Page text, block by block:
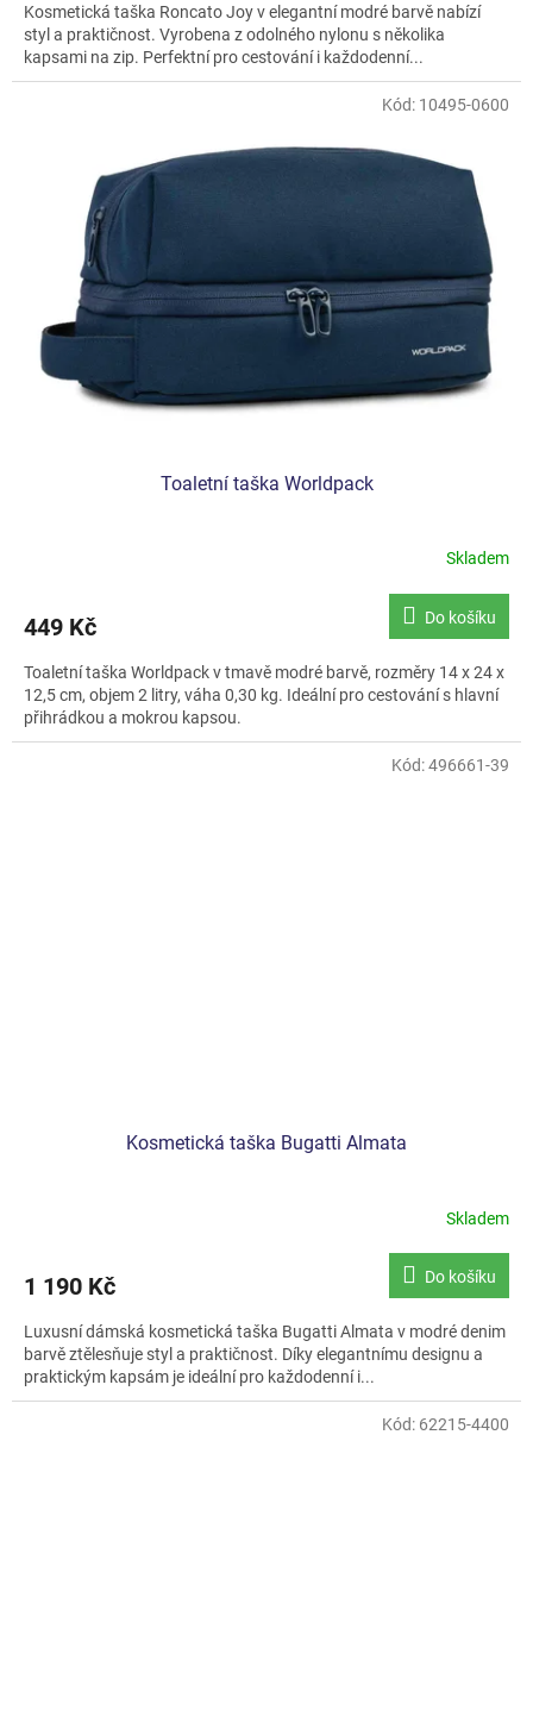
Kosmetická taška Roncato Joy v elegantní modré barvě nabízí
styl a praktičnost. Vyrobena z odolného nylonu s několika
kapsami na zip. Perfektní pro cestování i každodenní...
Toaletní taška Worldpack
Skladem
449 Kč Do košíku
Toaletní taška Worldpack v tmavě modré barvě, rozměry 14 x 24 x
12,5 cm, objem 2 litry, váha 0,30 kg. Ideální pro cestování s hlavní
přihrádkou a mokrou kapsou.
Kód: 10495-0600
Kosmetická taška Bugatti Almata
Skladem
1 190 Kč Do košíku
Luxusní dámská kosmetická taška Bugatti Almata v modré denim
barvě ztělesňuje styl a praktičnost. Díky elegantnímu designu a
praktickým kapsám je ideální pro každodenní i...
Kód:496661-39
Kód: 62215-4400